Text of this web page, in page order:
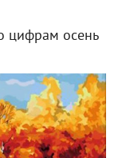
цифрам осень